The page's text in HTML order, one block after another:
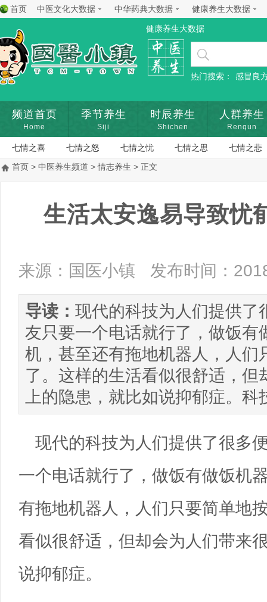
首页 中医文化大数据 中华药典大数据 健康养生大数据
健康养生大数据
热门搜索： 感冒良
频道首页
Home
季节养生
Siji
时辰养生
Shichen
人群养生
Renqun
七情之喜 七情之怒 七情之忧 七情之思
七情之悲
首页 > 中医养生频道 >情志养生 > 正文
生活太安逸易导致忧
来源：国医小镇 发布时间：
导读： 现代的科技为人们提供了
友只要一个电话就行了，做饭有
机，甚至还有拖地机器人，人们
了。这样的生活看似很舒适，
上的隐患，就比如说抑郁症。
现代的科技为人们提供了很多
一个电话就行了，做饭有做饭机
有拖地机器人，人们只要简单地
看似很舒适，但却会为人们带来
说抑郁症。